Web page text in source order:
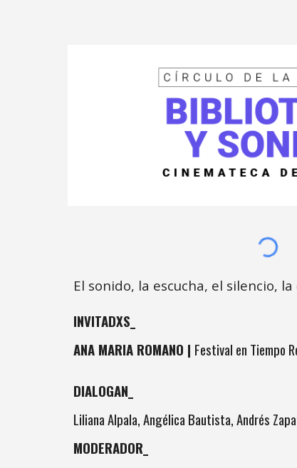
El sonido, la escucha, el silencio,
INVITADXS_
ANA MARIA ROMANO | Festival en Tiempo
DIALOGAN_
Liliana Alpala, Angélica Bautista, Andrés
MODERADOR_